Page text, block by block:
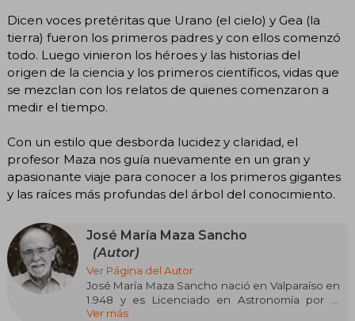
Dicen voces pretéritas que Urano (el cielo) y Gea (la
tierra) fueron los primeros padres y con ellos comenzó
todo. Luego vinieron los héroes y las historias del
origen de la ciencia y los primeros científicos, vidas que
se mezclan con los relatos de quienes comenzaron a
medir el tiempo.
Con un estilo que desborda lucidez y claridad, el
profesor Maza nos guía nuevamente en un gran y
apasionante viaje para conocer a los primeros gigantes
y las raíces más profundas del árbol del conocimiento.
José María Maza Sancho
(Autor)
Ver Página del Autor
José María Maza Sancho nació en Valparaíso en
1.948 y es Licenciado en Astronomía por la
Universidad de Chile y doctor en Astronomía en
Ver más